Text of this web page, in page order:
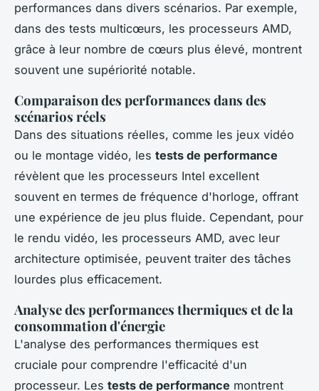
performances dans divers scénarios. Par exemple,
dans des tests multicœurs, les processeurs AMD,
grâce à leur nombre de cœurs plus élevé, montrent
souvent une supériorité notable.
Comparaison des performances dans des
scénarios réels
Dans des situations réelles, comme les jeux vidéo
ou le montage vidéo, les tests de performance
révèlent que les processeurs Intel excellent
souvent en termes de fréquence d'horloge, offrant
une expérience de jeu plus fluide. Cependant, pour
le rendu vidéo, les processeurs AMD, avec leur
architecture optimisée, peuvent traiter des tâches
lourdes plus efficacement.
Analyse des performances thermiques et de la
consommation d'énergie
L'analyse des performances thermiques est
cruciale pour comprendre l'efficacité d'un
processeur. Les tests de performance montrent